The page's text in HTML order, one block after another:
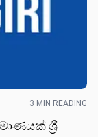
3 MIN READING
ශ්‍රී